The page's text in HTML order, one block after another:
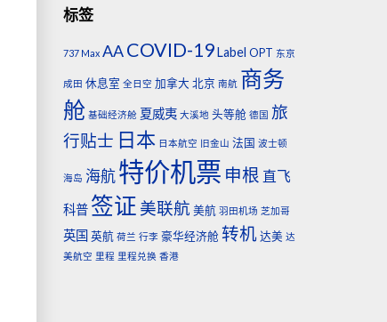
标签
737 Max AA COVID-19 Label OPT 东京
成田 休息室 全日空 加拿大 北京 南航 商务
舱 基础经济舱 夏威夷 大溪地 头等舱 德国 旅
行贴士 日本 日本航空 旧金山 法国 波士顿
海岛 海航 特价机票 申根 直飞
科普 签证 美联航 美航 羽田机场 芝加哥
英国 英航 荷兰 行李 豪华经济舱 转机 达美 达
美航空 里程 里程兑换 香港